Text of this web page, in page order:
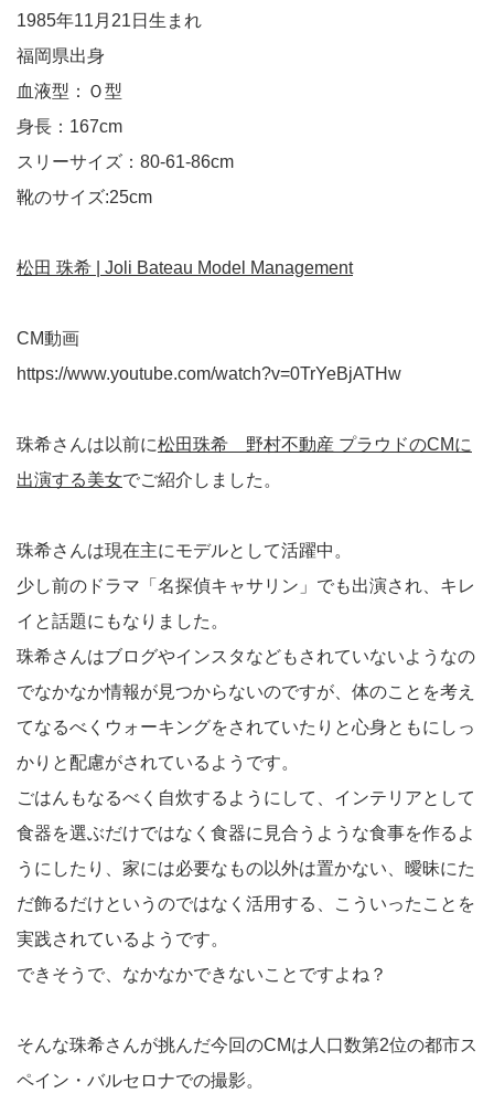
1985年11月21日生まれ
福岡県出身
血液型：Ｏ型
身長：167cm
スリーサイズ：80-61-86cm
靴のサイズ:25cm
松田 珠希 | Joli Bateau Model Management
CM動画
https://www.youtube.com/watch?v=0TrYeBjATHw
珠希さんは以前に松田珠希 野村不動産 プラウドのCMに
出演する美女でご紹介しました。
珠希さんは現在主にモデルとして活躍中。
少し前のドラマ「名探偵キャサリン」でも出演され、キレ
イと話題にもなりました。
珠希さんはブログやインスタなどもされていないようなの
でなかなか情報が見つからないのですが、体のことを考え
てなるべくウォーキングをされていたりと心身ともにしっ
かりと配慮がされているようです。
ごはんもなるべく自炊するようにして、インテリアとして
食器を選ぶだけではなく食器に見合うような食事を作るよ
うにしたり、家には必要なもの以外は置かない、曖昧にた
だ飾るだけというのではなく活用する、こういったことを
実践されているようです。
できそうで、なかなかできないことですよね？
そんな珠希さんが挑んだ今回のCMは人口数第2位の都市ス
ペイン・バルセロナでの撮影。